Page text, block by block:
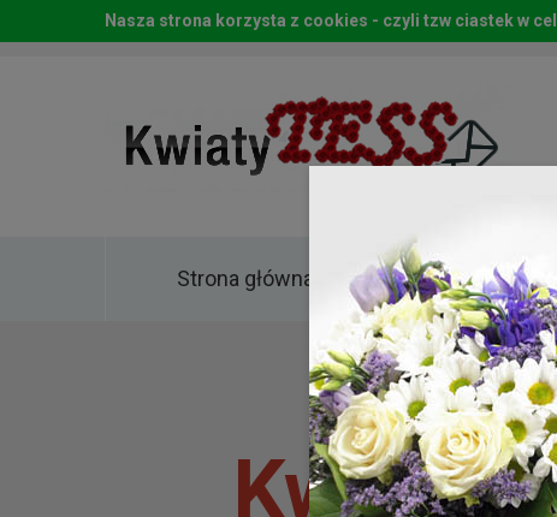
Strona główna Kwiaty
Kwiaty
Nasza strona korzysta z cookies - czyli tzw ciastek w